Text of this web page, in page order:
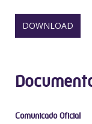
DOWNLOAD
Comunicado Oficial